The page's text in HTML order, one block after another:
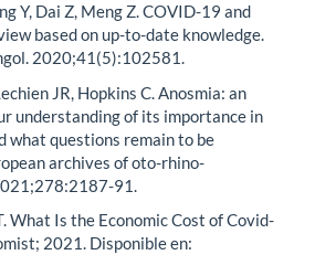
Y, Dai Z, Meng Z. COVID-19 and
based on up-to-date knowledge.
2020;41(5):102581.
JR, Hopkins C. Anosmia: an
understanding of its importance in
what questions remain to be
archives of oto-rhino-
91.
What Is the Economic Cost of Covid-
2021. Disponible en: